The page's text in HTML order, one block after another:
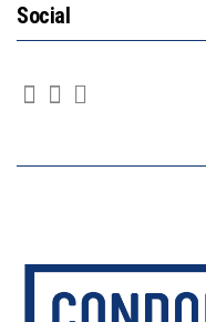
Social